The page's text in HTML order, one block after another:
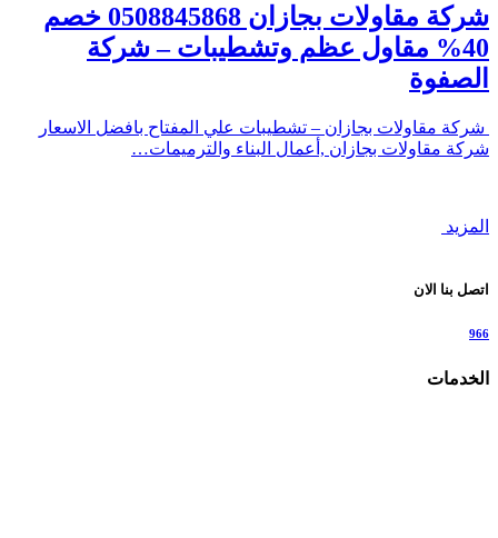
شركة مقاولات بجازان 0508845868 خصم
40% مقاول عظم وتشطيبات – شركة
الصفوة
شركة مقاولات بجازان – تشطيبات علي المفتاح بافضل الاسعار
شركة مقاولات بجازان ,أعمال البناء والترميمات…
المزيد
اتصل بنا الان
966
الخدمات